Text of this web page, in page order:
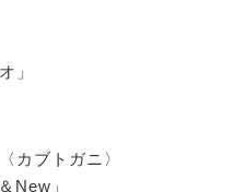
」
カブトガニ〉
New」